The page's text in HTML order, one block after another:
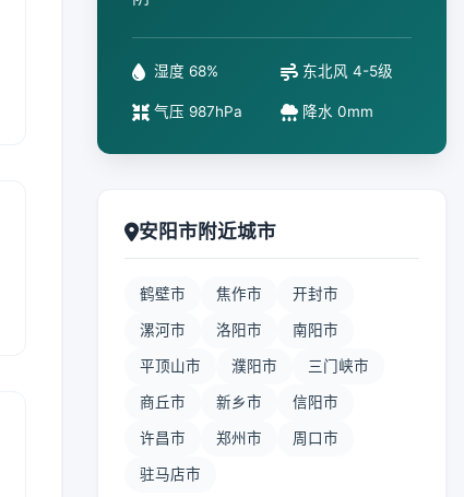
湿度 68% 东北风 4-5级
气压 987hPa 降水 0mm
安阳市附近城市
鹤壁市 焦作市 开封市
漯河市 洛阳市 南阳市
平顶山市 濮阳市 三门峡市
商丘市 新乡市 信阳市
许昌市 郑州市 周口市
驻马店市